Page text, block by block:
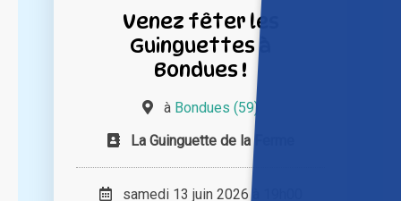
Venez fêter les
Guinguettes à
Bondues !
à Bondues (59)
La Guinguette de la Ferme
samedi 13 juin 2026 à 19h00